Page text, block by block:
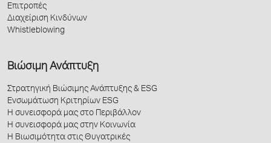
Επιτροπές
Διαχείριση Κινδύνων
Whistleblowing
Βιώσιμη Ανάπτυξη
Στρατηγική Βιώσιμης Ανάπτυξης & ESG
Ενσωμάτωση Κριτηρίων ESG
Η συνεισφορά μας στο Περιβάλλον
Η συνεισφορά μας στην Κοινωνία
Η Βιωσιμότητα στις Θυγατρικές